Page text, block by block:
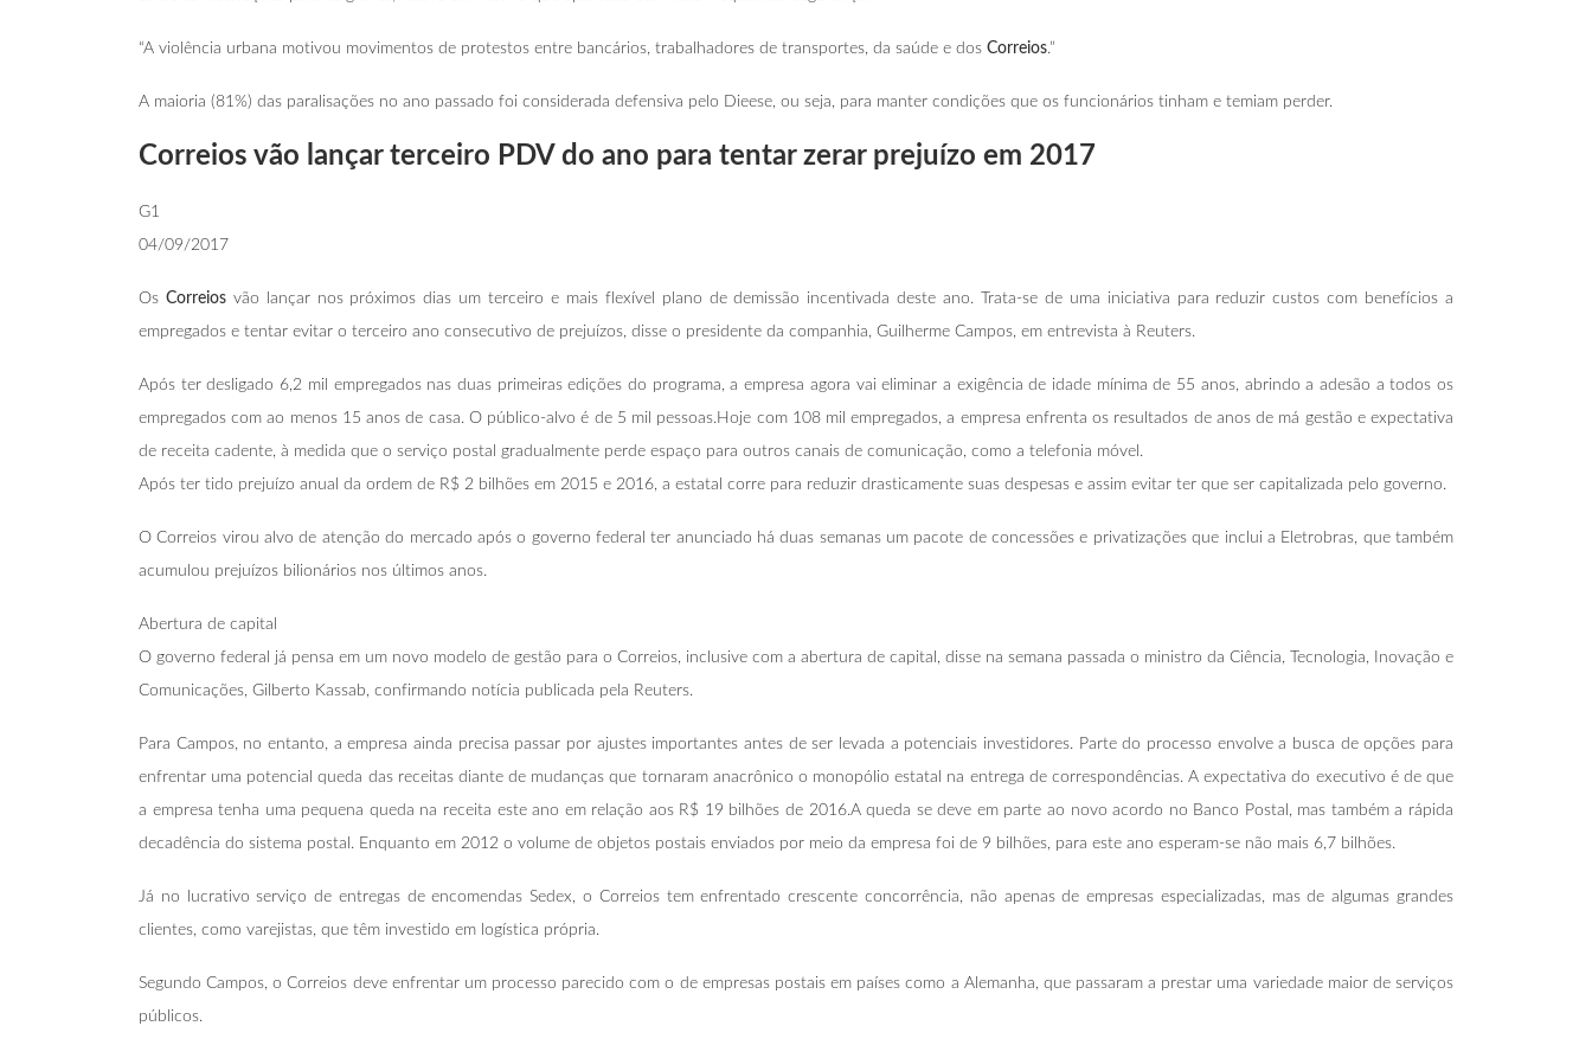
“A violência urbana motivou movimentos de protestos entre bancários, trabalhadores de transportes, da saúde e dos Correios.”
A maioria (81%) das paralisações no ano passado foi considerada defensiva pelo Dieese, ou seja, para manter condições que os funcionários tinham e temiam perder.
Correios vão lançar terceiro PDV do ano para tentar zerar prejuízo em 2017
G1
04/09/2017
Os Correiosvão lançar nos próximos dias um terceiro e mais flexível plano de demissão incentivada deste ano. Trata-se de uma iniciativa para reduzir custos com benefícios a
empregados e tentar evitar o terceiro ano consecutivo de prejuízos, disse o presidente da companhia, Guilherme Campos, em entrevista à Reuters.
Após ter desligado 6,2 mil empregados nas duas primeiras edições do programa, a empresa agora vai eliminar a exigência de idade mínima de 55 anos, abrindo a adesão a todos os
empregados com ao menos 15 anos de casa. O público-alvo é de 5 mil pessoas.Hoje com 108 mil empregados, a empresa enfrenta os resultados de anos de má gestão e expectativa
de receita cadente, à medida que o serviço postal gradualmente perde espaço para outros canais de comunicação, como a telefonia móvel.
Após ter tido prejuízo anual da ordem de R$ 2 bilhões em 2015 e 2016, a estatal corre para reduzir drasticamente suas despesas e assim evitar ter que ser capitalizada pelo governo.
O Correios virou alvo de atenção do mercado após o governo federal ter anunciado há duas semanas um pacote de concessões e privatizações que inclui a Eletrobras, que também
acumulou prejuízos bilionários nos últimos anos.
Abertura de capital
O governo federal já pensa em um novo modelo de gestão para o Correios, inclusive com a abertura de capital, disse na semana passada o ministro da Ciência, Tecnologia, Inovação e
Comunicações, Gilberto Kassab, confirmando notícia publicada pela Reuters.
Para Campos, no entanto, a empresa ainda precisa passar por ajustes importantes antes de ser levada a potenciais investidores. Parte do processo envolve a busca de opções para
enfrentar uma potencial queda das receitas diante de mudanças que tornaram anacrônico o monopólio estatal na entrega de correspondências. A expectativa do executivo é de que
a empresa tenha uma pequena queda na receita este ano em relação aos R$ 19 bilhões de 2016.A queda se deve em parte ao novo acordo no Banco Postal, mas também a rápida
decadência do sistema postal. Enquanto em 2012 o volume de objetos postais enviados por meio da empresa foi de 9 bilhões, para este ano esperam-se não mais 6,7 bilhões.
Já no lucrativo serviço de entregas de encomendas Sedex, o Correios tem enfrentado crescente concorrência, não apenas de empresas especializadas, mas de algumas grandes
clientes, como varejistas, que têm investido em logística própria.
Segundo Campos, o Correios deve enfrentar um processo parecido com o de empresas postais em países como a Alemanha, que passaram a prestar uma variedade maior de serviços
públicos.